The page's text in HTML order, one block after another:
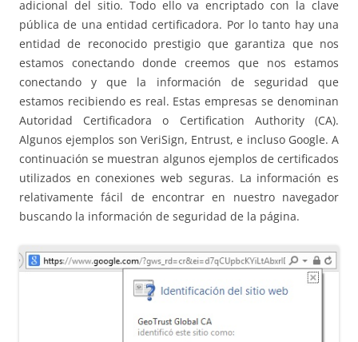
adicional del sitio. Todo ello va encriptado con la clave
pública de una entidad certificadora. Por lo tanto hay una
entidad de reconocido prestigio que garantiza que nos
estamos conectando donde creemos que nos estamos
conectando y que la información de seguridad que
estamos recibiendo es real. Estas empresas se denominan
Autoridad Certificadora o Certification Authority (CA).
Algunos ejemplos son VeriSign, Entrust, e incluso Google. A
continuación se muestran algunos ejemplos de certificados
utilizados en conexiones web seguras. La información es
relativamente fácil de encontrar en nuestro navegador
buscando la información de seguridad de la página.